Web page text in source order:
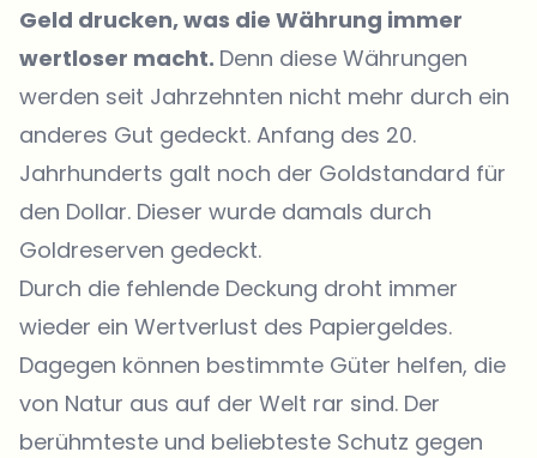
Geld drucken, was die Währung immer
wertloser macht. Denn diese Währungen
werden seit Jahrzehnten nicht mehr durch ein
anderes Gut gedeckt. Anfang des 20.
Jahrhunderts galt noch der Goldstandard für
den Dollar. Dieser wurde damals durch
Goldreserven gedeckt.
Durch die fehlende Deckung droht immer
wieder ein Wertverlust des Papiergeldes.
Dagegen können bestimmte Güter helfen, die
von Natur aus auf der Welt rar sind. Der
berühmteste und beliebteste Schutz gegen